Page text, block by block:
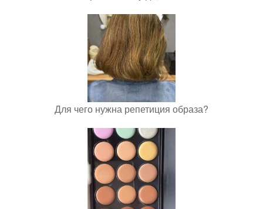
Для чего нужна репетиция образа?